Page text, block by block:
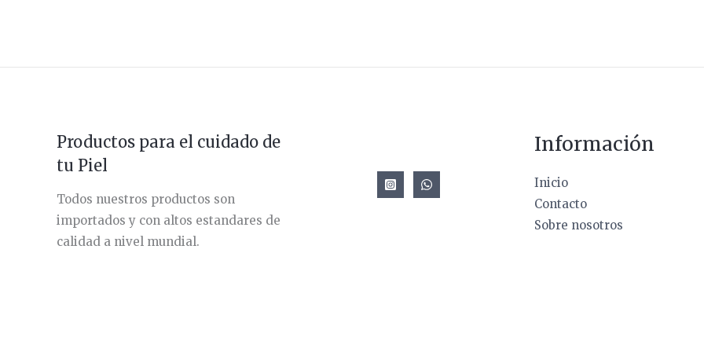
Productos para el cuidado de
tu Piel
Todos nuestros productos son
importados y con altos estandares de
calidad a nivel mundial.
Información
Inicio
Contacto
Sobre nosotros